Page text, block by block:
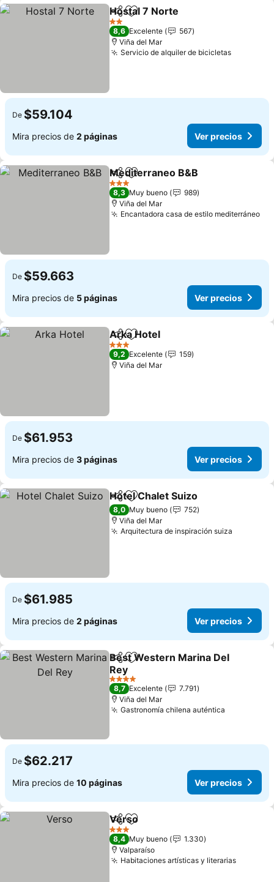
CompartirAgregar a favoritos
Hostal 7 Norte
2 Estrellas
8,6 Excelente
567
Viña del Mar
Servicio de alquiler de bicicletasVer
De $59.104
Mira precios de 2 páginas Ver precios
CompartirAgregar a favoritos
Mediterraneo B&B
3 Estrellas
8,3 Muy bueno
989
Viña del Mar
Encantadora casa de estilo mediterráneo
De $59.663
Mira precios de 5 páginas Ver precios
CompartirAgregar a favoritos
Arka Hotel
3 Estrellas
9,2 Excelente
159
Viña del Mar
De $61.953
Mira precios de 3 páginas Ver precios
CompartirAgregar a favoritos
Hotel Chalet Suizo
8,0 Muy bueno
752
Viña del Mar
Arquitectura de inspiración suiza
De $61.985
Mira precios de 2 páginas Ver precios
CompartirAgregar a favoritos
Best Western Marina Del
Rey
Ver precios
4 Estrellas
8,7 Excelente
7.791
Viña del Mar
Gastronomía chilena auténtica
De $62.217
Mira precios de 10 páginas Ver precios
CompartirAgregar a favoritos
Verso
3 Estrellas
8,4 Muy bueno
1.330
Valparaíso
Habitaciones artísticas y literariasVer